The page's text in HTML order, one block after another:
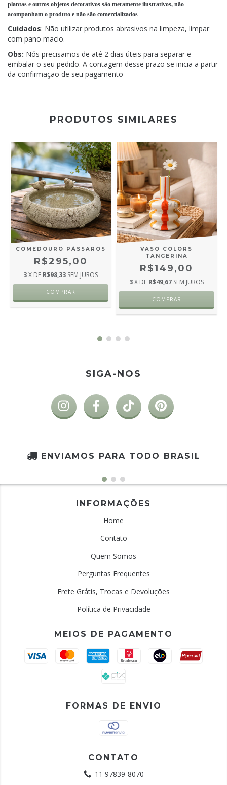
plantas e outros objetos decorativos são meramente ilustrativos, não
acompanham o produto e não são comercializados
Cuidados: Não utilizar produtos abrasivos na limpeza, limpar
com pano macio.
Obs: Nós precisamos de até 2 dias úteis para separar e
embalar o seu pedido. A contagem desse prazo se inicia a partir
da confirmação de seu pagamento
PRODUTOS SIMILARES
COMEDOURO PÁSSAROS
R$295,00
3X DE R$98,33 SEM JUROS
COMPRAR
VASO COLORS
TANGERINA
R$149,00
3X DE R$49,67 SEM JUROS
SIGA-NOS
ENVIAMOS PARA TODO BRASIL
INFORMAÇÕES
Home
Contato
Quem Somos
Perguntas Frequentes
Frete Grátis, Trocas e Devoluções
Política de Privacidade
MEIOS DE PAGAMENTO
FORMAS DE ENVIO
CONTATO
11 97839-8070